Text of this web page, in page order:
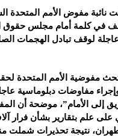
نائبة مفوض الأمم المتحدة
في كلمة أمام مجلس حقوق
لوقف تبادل الهجمات
مفوضية الأمم المتحدة
وإجراء مفاوضات دبلوماسية
إلى الأمام”، موضحة أن
علم بتقارير بشأن فرار
طهران، نتيجة تحذيرات شملت